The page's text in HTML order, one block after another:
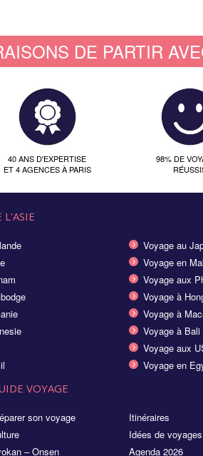
DE PARTIR
40 ANS D'EXPERTISE
ET 4 AGENCES À PARIS
98% DE
L'ASIE
Voyage au
Voyage en
Voyage aux
Voyage à
Voyage à
Voyage à Bali
Voyage aux
Voyage en
VOYAGE
son voyage
– Onsen
Itinéraires
Idées de voyages
Agenda 2026